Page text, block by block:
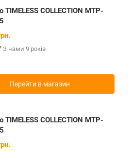
TIMELESS COLLECTION MTP-
З нами 9 років
Перейти в магазин
TIMELESS COLLECTION MTP-